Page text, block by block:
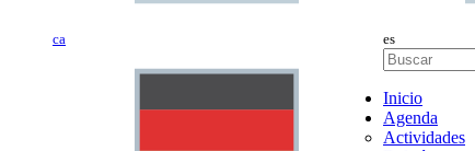
ca es
Inicio
Agenda
Actividades